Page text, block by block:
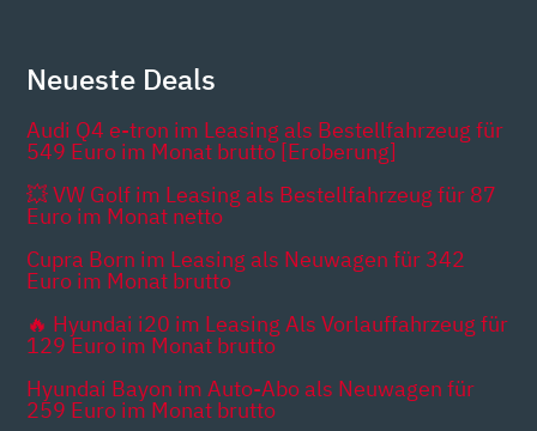
Neueste Deals
Audi Q4 e-tron im Leasing als Bestellfahrzeug für
549 Euro im Monat brutto [Eroberung]
💥 VW Golf im Leasing als Bestellfahrzeug für 87
Euro im Monat netto
Cupra Born im Leasing als Neuwagen für 342
Euro im Monat brutto
🔥 Hyundai i20 im Leasing Als Vorlauffahrzeug für
129 Euro im Monat brutto
Hyundai Bayon im Auto-Abo als Neuwagen für
259 Euro im Monat brutto